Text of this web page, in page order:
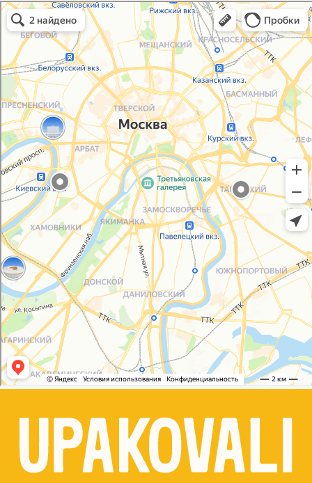
Упаковали Онлайн в Москве
Москва
© 2021-2025, ООО "УПАКОВАЛИ ОНЛАЙН"
Сайт разработалаbogachevas